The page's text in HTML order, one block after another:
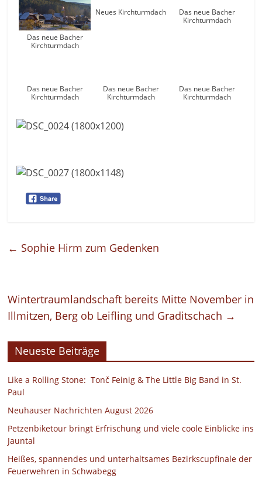
Das neue Bacher
Kirchturmdach
Neues Kirchturmdach
Das neue Bacher
Kirchturmdach
Das neue Bacher
Kirchturmdach
Das neue Bacher
Kirchturmdach
Das neue Bacher
Kirchturmdach
← Sophie Hirm zum Gedenken
Wintertraumlandschaft bereits Mitte November in
Illmitzen, Berg ob Leifling und Graditschach →
Neueste Beiträge
Like a Rolling Stone: Tonč Feinig & The Little Big Band in St.
Paul
Neuhauser Nachrichten August 2026
Petzenbiketour bringt Erfrischung und viele coole Einblicke ins
Jauntal
Heißes, spannendes und unterhaltsames Bezirkscupfinale der
Feuerwehren in Schwabegg